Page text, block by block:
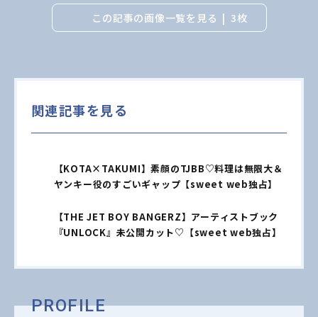
この記事の画像一覧を見る 3枚
関連記事を見る
【KOTA×TAKUMI】素顔のTJBB♡料理は無限大＆
ヤンキー役のすごいギャップ【sweet web独占】
【THE JET BOY BANGERZ】アーティストブック
『UNLOCK』未公開カット♡【sweet web独占】
PROFILE